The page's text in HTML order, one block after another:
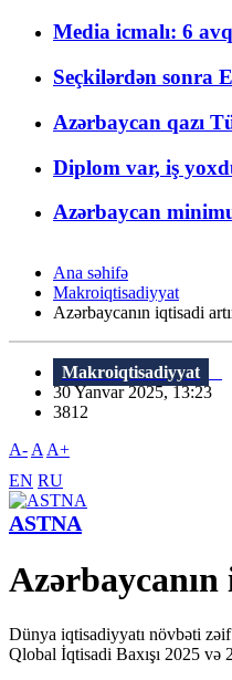
Media icmalı: 6
Seçkilərdən sonra
Azərbaycan qazı
Diplom var, iş
Azərbaycan
Ana səhifə
Makroiqtisadiyyat
Azərbaycanın iqtisadi
Makroiqtisadiyyat
30 Yanvar 2025, 13:23
3812
A- A A+
EN RU
ASTNA
Dünya iqtisadiyyatı növbəti zəif
Qlobal İqtisadi Baxışı 2025 və